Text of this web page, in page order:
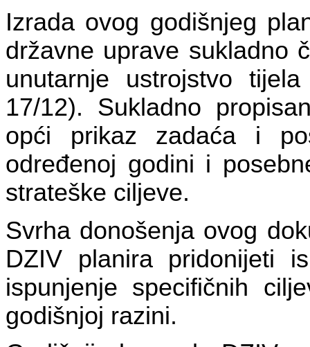
Izrada ovog godišnjeg
državne uprave sukladno
unutarnje ustrojstvo
17/12). Sukladno
opći prikaz zadaća i
određenoj godini i
strateške ciljeve.
Svrha donošenja ovog
DZIV planira pridonijeti
ispunjenje specifičnih
godišnjoj razini.